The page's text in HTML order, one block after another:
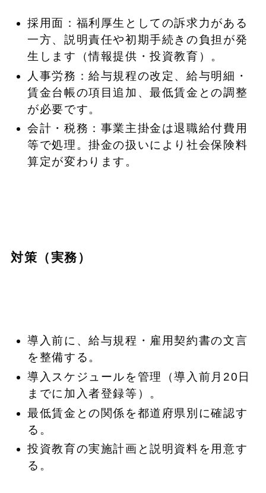
採用面：福利厚生としての訴求力がある
一方、説明責任や初期手続きの負担が発
生します（情報提供・投資教育）。
人事労務：給与規程の改定、給与明細・
賃金台帳の項目追加、最低賃金との調整
が必要です。
会計・税務：事業主掛金は退職給付費用
等で処理。掛金の扱いにより社会保険料
算定が変わります。
対策（実務）
導入前に、給与規程・雇用契約書の文言
を整備する。
導入スケジュールを管理（導入前月20日
までに加入者登録等）。
最低賃金との関係を都道府県別に確認す
る。
投資教育の実施計画と説明資料を用意す
る。